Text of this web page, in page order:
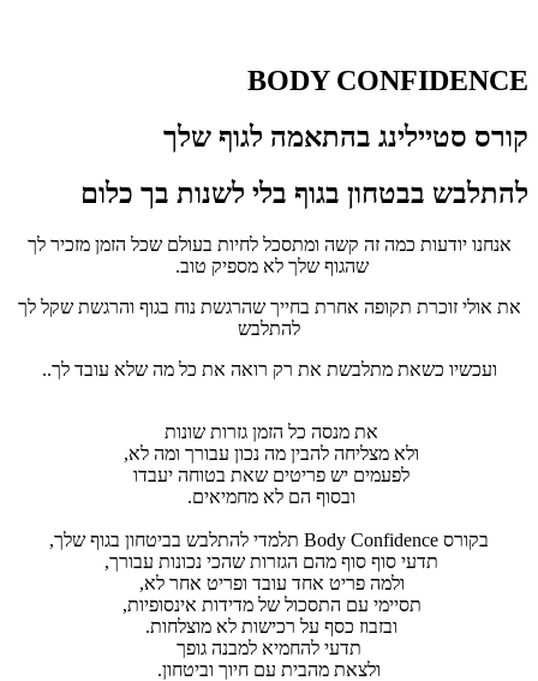
BODY CONFIDENCE
קורס סטיילינג בהתאמה לגוף שלך
להתלבש בבטחון בגוף בלי לשנות בך כלום
אנחנו יודעות כמה זה קשה ומתסכל לחיות בעולם שכל הזמן מזכיר לך
שהגוף שלך לא מספיק טוב.
את אולי זוכרת תקופה אחרת בחייך שהרגשת נוח בגוף והרגשת שקל לך
להתלבש
ועכשיו כשאת מתלבשת את רק רואה את כל מה שלא עובד לך..
את מנסה כל הזמן גזרות שונות
ולא מצליחה להבין מה נכון עבורך ומה לא,
לפעמים יש פריטים שאת בטוחה יעבדו
ובסוף הם לא מחמיאים.
בקורס Body Confidence תלמדי להתלבש בביטחון בגוף שלך,
תדעי סוף סוף מהם הגזרות שהכי נכונות עבורך,
ולמה פריט אחד עובד ופריט אחר לא,
תסיימי עם התסכול של מדידות אינסופיות,
ובזבוז כסף על רכישות לא מוצלחות.
תדעי להחמיא למבנה גופך
ולצאת מהבית עם חיוך וביטחון.